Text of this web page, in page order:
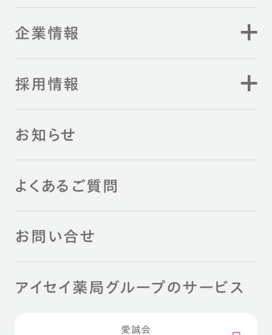
企業情報
採用情報
お知らせ
よくあるご質問
お問い合せ
アイセイ薬局グループのサービス
愛誠会